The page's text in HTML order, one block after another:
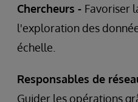
Chercheurs - Favoriser
l'exploration des
échelle.
Responsables de
Guider les opérations